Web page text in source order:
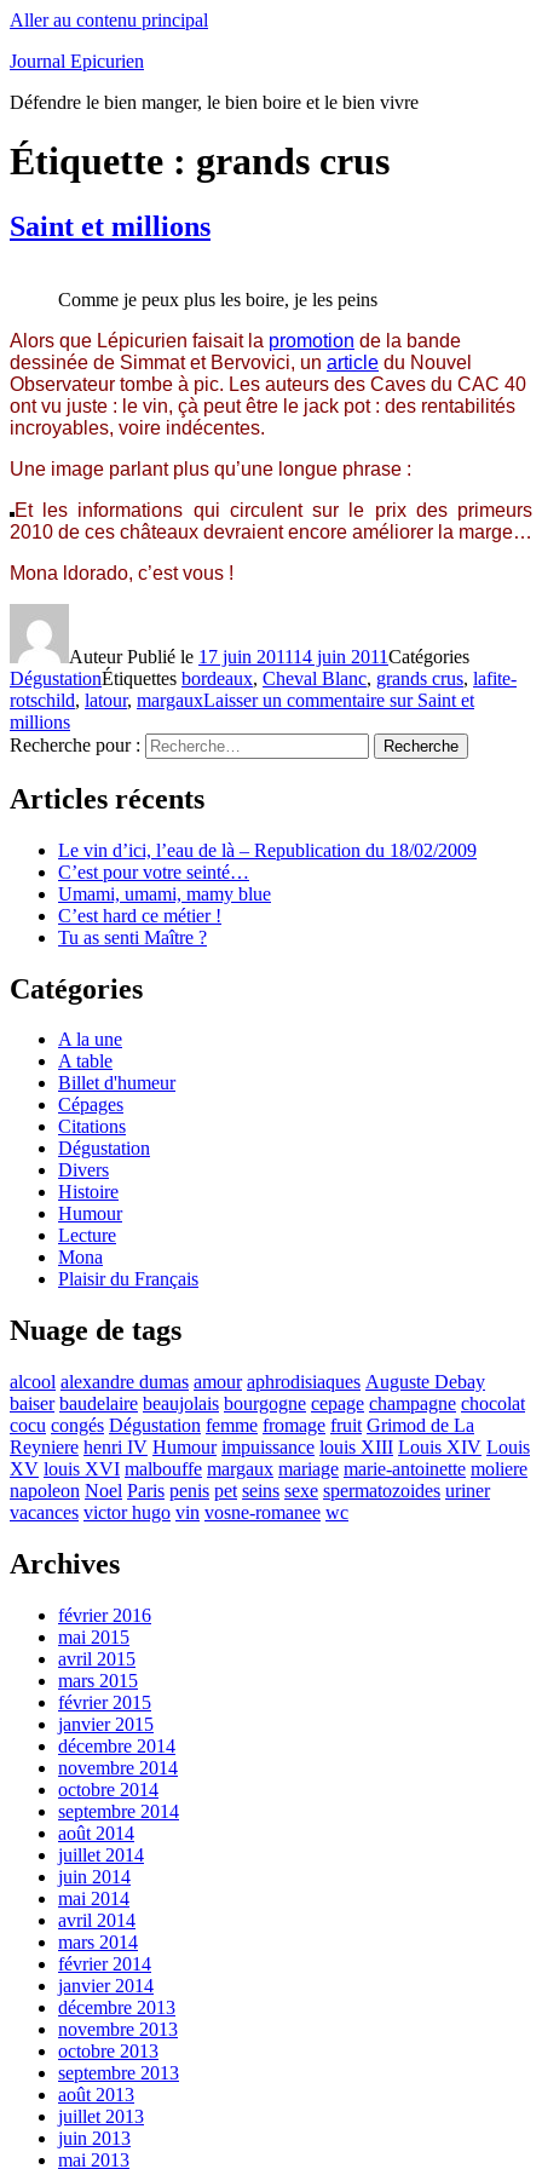
Aller au contenu principal
Journal Epicurien
Défendre le bien manger, le bien boire et le bien vivre
Étiquette : grands crus
Saint et millions
Comme je peux plus les boire, je les peins
Alors que Lépicurien faisait la promotion de la bande
dessinée de Simmat et Bervovici, un article du Nouvel
Observateur tombe à pic. Les auteurs des Caves du CAC 40
ont vu juste : le vin, çà peut être le jack pot : des rentabilités
incroyables, voire indécentes.
Une image parlant plus qu’une longue phrase :
Et les informations qui circulent sur le prix des primeurs
2010 de ces châteaux devraient encore améliorer la marge…
Mona ldorado, c’est vous !
AuteurPublié le 17 juin 201114 juin 2011Catégories
DégustationÉtiquettes bordeaux, Cheval Blanc, grands crus, lafite-
rotschild, latour, margauxLaisser un commentaire sur Saint et
millions
Recherche pour :
Recherche
Articles récents
Le vin d’ici, l’eau de là – Republication du 18/02/2009
C’est pour votre seinté…
Umami, umami, mamy blue
C’est hard ce métier !
Tu as senti Maître ?
Catégories
A la une
A table
Billet d'humeur
Cépages
Citations
Dégustation
Divers
Histoire
Humour
Lecture
Mona
Plaisir du Français
Nuage de tags
alcool alexandre dumas amour aphrodisiaques Auguste Debay
baiser baudelaire beaujolais bourgogne cepage champagne chocolat
cocu congés Dégustation femme fromage fruit Grimod de La
Reyniere henri IV Humour impuissance louis XIII Louis XIV Louis
XV louis XVI malbouffe margaux mariage marie-antoinette moliere
napoleon Noel Paris penis pet seins sexe spermatozoides uriner
vacances victor hugo vin vosne-romanee wc
Archives
février 2016
mai 2015
avril 2015
mars 2015
février 2015
janvier 2015
décembre 2014
novembre 2014
octobre 2014
septembre 2014
août 2014
juillet 2014
juin 2014
mai 2014
avril 2014
mars 2014
février 2014
janvier 2014
décembre 2013
novembre 2013
octobre 2013
septembre 2013
août 2013
juillet 2013
juin 2013
mai 2013